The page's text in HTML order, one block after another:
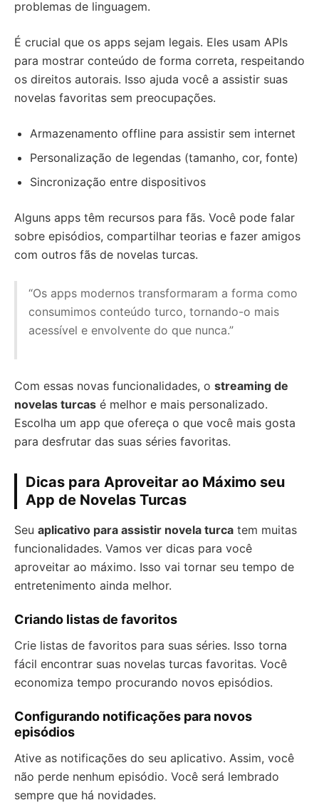
problemas de linguagem.
É crucial que os apps sejam legais. Eles usam APIs
para mostrar conteúdo de forma correta, respeitando
os direitos autorais. Isso ajuda você a assistir suas
novelas favoritas sem preocupações.
Armazenamento offline para assistir sem internet
Personalização de legendas (tamanho, cor, fonte)
Sincronização entre dispositivos
Alguns apps têm recursos para fãs. Você pode falar
sobre episódios, compartilhar teorias e fazer amigos
com outros fãs de novelas turcas.
“Os apps modernos transformaram a forma como
consumimos conteúdo turco, tornando-o mais
acessível e envolvente do que nunca.”
Com essas novas funcionalidades, o streaming de
novelas turcas é melhor e mais personalizado.
Escolha um app que ofereça o que você mais gosta
para desfrutar das suas séries favoritas.
Dicas para Aproveitar ao Máximo seu
App de Novelas Turcas
Seu aplicativo para assistir novela turca tem muitas
funcionalidades. Vamos ver dicas para você
aproveitar ao máximo. Isso vai tornar seu tempo de
entretenimento ainda melhor.
Criando listas de favoritos
Crie listas de favoritos para suas séries. Isso torna
fácil encontrar suas novelas turcas favoritas. Você
economiza tempo procurando novos episódios.
Configurando notificações para novos
episódios
Ative as notificações do seu aplicativo. Assim, você
não perde nenhum episódio. Você será lembrado
sempre que há novidades.